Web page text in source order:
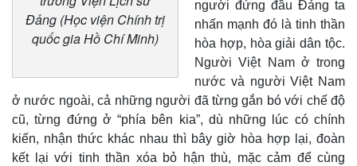
Hồ sơ
Multimedia
Video
Ảnh
E-Magazine
Infographic
Đảng (Học viện Chính trị
quốc gia Hồ Chí Minh)
người đứng đầu Đảng ta
nhấn mạnh đó là tinh thần
hòa hợp, hòa giải dân tộc.
Người Việt Nam ở trong
nước và người Việt Nam
ở nước ngoài, cả những người đã từng gắn bó với chế độ
cũ, từng đứng ở “phía bên kia”, dù những lúc có chính
kiến, nhận thức khác nhau thì bây giờ hòa hợp lại, đoàn
kết lại với tinh thần xóa bỏ hận thù, mặc cảm để cùng